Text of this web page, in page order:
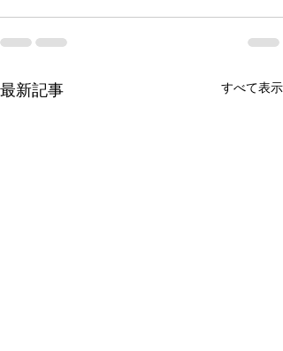
最新記事 すべて表示